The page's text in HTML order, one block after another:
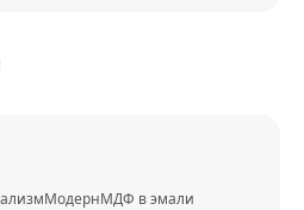
МодернМДФ в эмали